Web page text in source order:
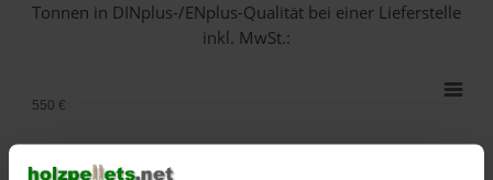
Tonnen in DINplus-/ENplus-Qualität bei einer Lieferstelle
inkl. MwSt.:
550 €